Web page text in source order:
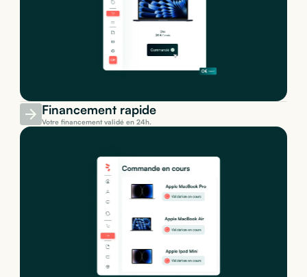
Financement rapide
Votre financement validé en 24h.